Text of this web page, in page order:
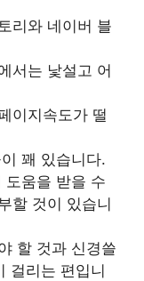
리와 네이버 블
서는 낯설고 어
이지속도가 떨
꽤 있습니다.
도움을 받을 수
할 것이 있습니
할 것과 신경쓸
걸리는 편입니